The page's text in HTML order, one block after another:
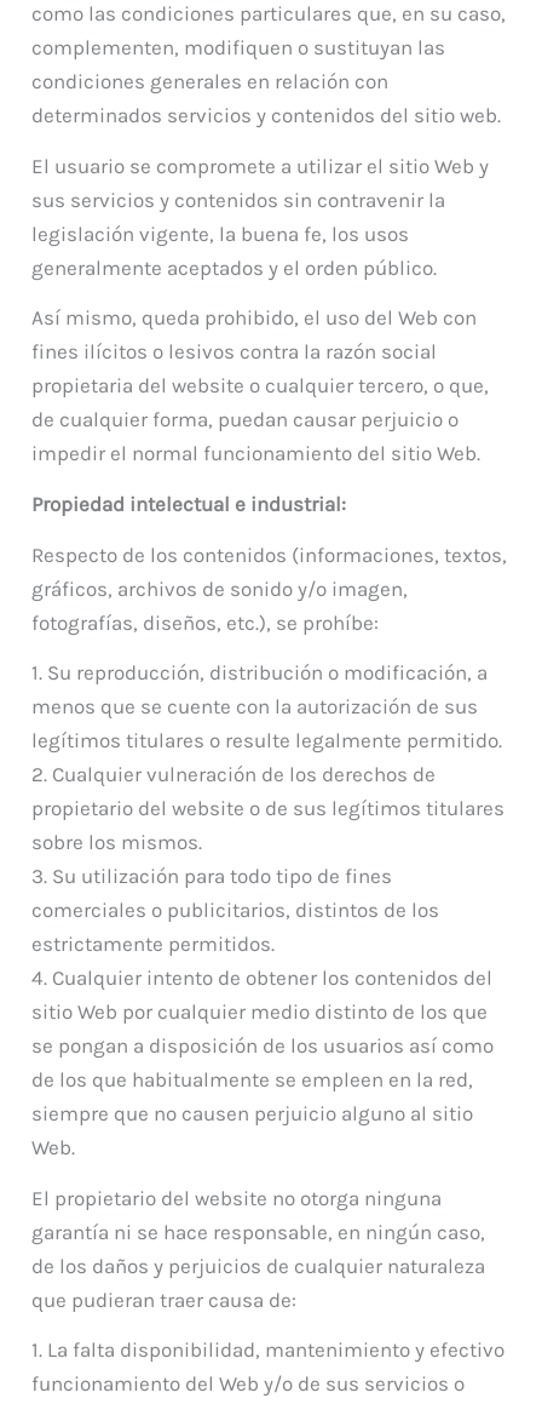
como las condiciones particulares que, en su caso,
complementen, modifiquen o sustituyan las
condiciones generales en relación con
determinados servicios y contenidos del sitio web.
El usuario se compromete a utilizar el sitio Web y
sus servicios y contenidos sin contravenir la
legislación vigente, la buena fe, los usos
generalmente aceptados y el orden público.
Así mismo, queda prohibido, el uso del Web con
fines ilícitos o lesivos contra la razón social
propietaria del website o cualquier tercero, o que,
de cualquier forma, puedan causar perjuicio o
impedir el normal funcionamiento del sitio Web.
Propiedad intelectual e industrial:
Respecto de los contenidos (informaciones, textos,
gráficos, archivos de sonido y/o imagen,
fotografías, diseños, etc.), se prohíbe:
1. Su reproducción, distribución o modificación, a
menos que se cuente con la autorización de sus
legítimos titulares o resulte legalmente permitido.
2. Cualquier vulneración de los derechos de
propietario del website o de sus legítimos titulares
sobre los mismos.
3. Su utilización para todo tipo de fines
comerciales o publicitarios, distintos de los
estrictamente permitidos.
4. Cualquier intento de obtener los contenidos del
sitio Web por cualquier medio distinto de los que
se pongan a disposición de los usuarios así como
de los que habitualmente se empleen en la red,
siempre que no causen perjuicio alguno al sitio
Web.
El propietario del website no otorga ninguna
garantía ni se hace responsable, en ningún caso,
de los daños y perjuicios de cualquier naturaleza
que pudieran traer causa de:
1. La falta disponibilidad, mantenimiento y efectivo
funcionamiento del Web y/o de sus servicios o